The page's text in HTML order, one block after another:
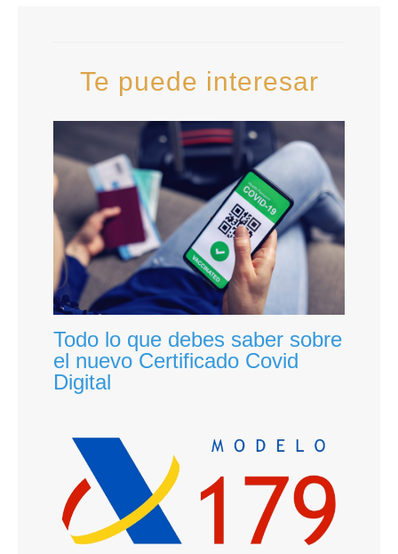
Te puede interesar
Todo lo que debes saber sobre
el nuevo Certificado Covid
Digital